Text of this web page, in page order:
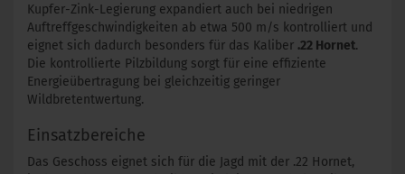
Kupfer-Zink-Legierung expandiert auch bei niedrigen
Auftreffgeschwindigkeiten ab etwa 500 m/s kontrolliert und
eignet sich dadurch besonders für das Kaliber .22 Hornet.
Die kontrollierte Pilzbildung sorgt für eine effiziente
Energieübertragung bei gleichzeitig geringer
Wildbretentwertung.
Einsatzbereiche
Das Geschoss eignet sich für die Jagd mit der .22 Hornet,